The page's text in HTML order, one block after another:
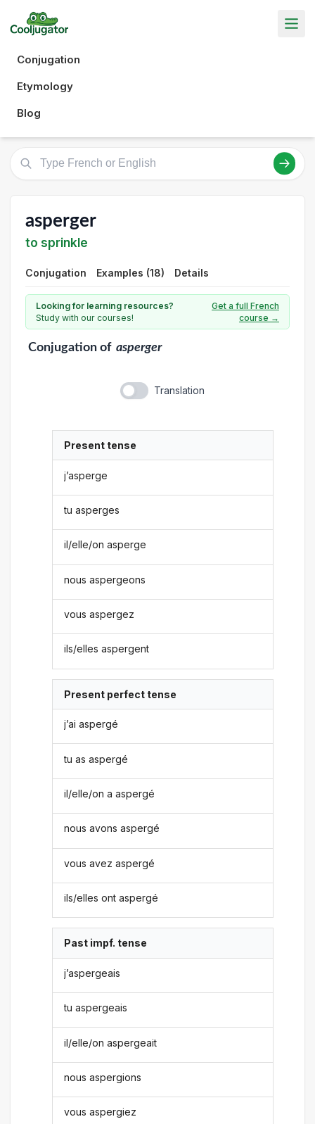
Conjugation
Etymology
Blog
asperger
to sprinkle
Conjugation Examples (18) Details
Looking for learning resources?
Study with our courses!
Get a full French
course →
Conjugationof asperger
Translation
Present tense
j’asperge
tu asperges
il/elle/on asperge
nous aspergeons
vous aspergez
ils/elles aspergent
Present perfect tense
j’ai aspergé
tu as aspergé
il/elle/on a aspergé
nous avons aspergé
vous avez aspergé
ils/elles ont aspergé
Past impf. tense
j’aspergeais
tu aspergeais
il/elle/on aspergeait
nous aspergions
vous aspergiez